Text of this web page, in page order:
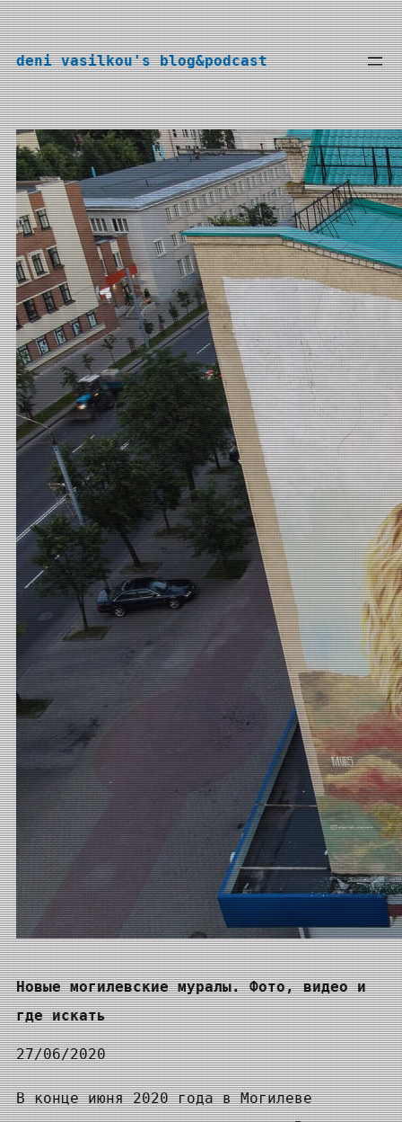
Перейти
к
содержимому
deni vasilkou's blog&podcast
Новые могилевские муралы. Фото, видео и
где искать
27/06/2020
В конце июня 2020 года в Могилеве